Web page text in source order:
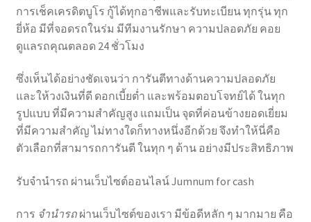
การเช็คเครดิตบูโร กู้ได้ทุกอาชีพและรับทะเบียน ทุกรุ่น ทุก
ยี่ห้อ มีที่จอดรถในร่ม มีทีมงานรักษา ความปลอดภัย คอย
ดูแลรถคุณตลอด 24 ชั่วโมง
ซึ่งเห็นได้อย่างชัดเจนว่า การันตีทางด้านความปลอดภัย
และให้วงเงินที่ดี ดอกเบี้ยต่ำ และพร้อมตอบโจทย์ได้ ในทุก
รูปแบบ ที่มีความสำคัญสูง แถมเป็น จุดที่ค่อนข้างยอดเยี่ยม
ที่มีความสำคัญ ไม่ทางใดก็ทางหนึ่งอีกด้วย จึงทำให้นี่คือ
ตัวเลือกที่สามารถการันตี ในทุก ๆ ด้าน อย่างมีประสิทธิภาพ
รับจำนำรถ ผ่านเว็บไซต์ออนไลน์ Jumnum for cash
การ จำนำรถผ่านเว็บไซต์ของเรา มีข้อดีหลัก ๆ มากมาย คือ